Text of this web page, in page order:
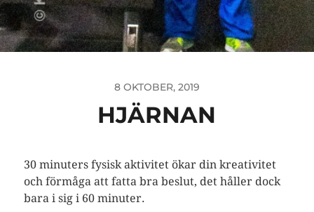
8 OKTOBER, 2019
HJÄRNAN
30 minuters fysisk aktivitet ökar din kreativitet
och förmåga att fatta bra beslut, det håller dock
bara i sig i 60 minuter.